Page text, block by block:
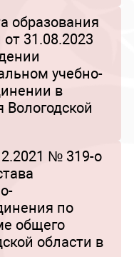
образования
31.08.2023
учебно-
в
Вологодской
№ 319-о
по
общего
области в